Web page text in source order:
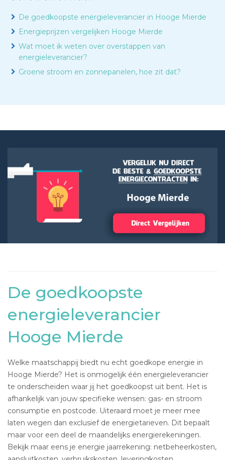
De goedkoopste energieleverancier in Hooge Mierde
Energieprijzen vergelijken Hooge Mierde
Wat moet ik weten over overstappen van
energieleverancier?
Groene stroom en zonnepanelen, hoe zit dat?
De goedkoopste
energieleverancier
Hooge Mierde
Welke maatschappij biedt nu echt goedkope energie in
Hooge Mierde? Het is onmogelijk één energieleverancier
te onderscheiden waar jij het goedkoopst uit bent. Het is
afhankelijk van jouw specifieke wensen: gas- en stroom
consumptie en postcode. Uiteraard moet je meer mee
laten wegen dan exclusief de energietarieven. Dit bepaalt
maar voor een deel de maandelijks energierekeningen.
Bekijk maar eens je energie jaarrekening: netbeheerkosten,